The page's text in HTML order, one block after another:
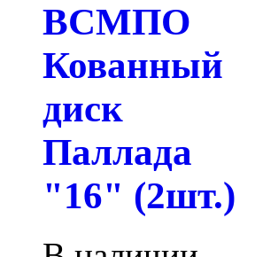
ВСМПО
Кованный
диск
Паллада
"16" (2шт.)